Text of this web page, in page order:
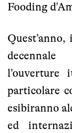
Fooding
particolare
esibiranno
ed